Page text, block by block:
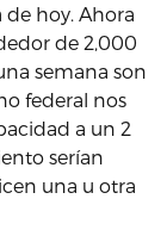
de hoy. Ahora
de 2,000
semana son
federal nos
a un 2
serían
una u otra